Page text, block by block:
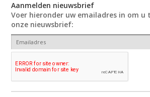
Aanmelden nieuwsbrief
Voer hieronder uw emailadres in om u
onze nieuwsbrief: